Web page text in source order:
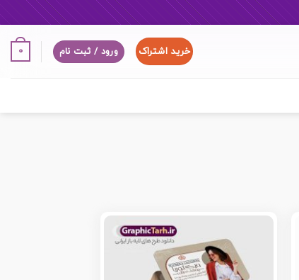
خرید اشتراک ورود / ثبت نام 0